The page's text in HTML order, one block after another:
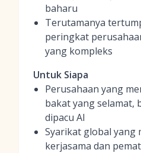
baharu
Terutamanya
peringkat
yang kompleks
Untuk Siapa
Perusahaan yang
bakat yang selamat,
dipacu AI
Syarikat global yang
kerjasama dan